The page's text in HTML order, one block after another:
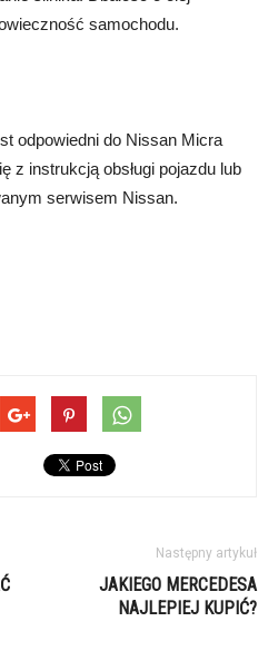
samochodu.
odpowiedni do Nissan Micra
z instrukcją obsługi pojazdu lub
serwisem Nissan.
Następny artykuł
JAKIEGO MERCEDESA
NAJLEPIEJ KUPIĆ?